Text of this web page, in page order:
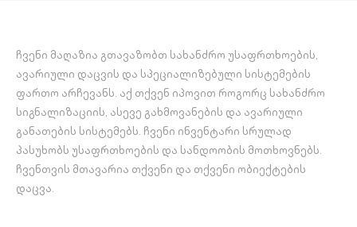
ჩვენი მაღაზია გთავაზობთ სახანძრო უსაფრთხოების,
ავარიული დაცვის და სპეციალიზებული სისტემების
ფართო არჩევანს. აქ თქვენ იპოვით როგორც სახანძრო
სიგნალიზაციის, ასევე გახმოვანების და ავარიული
განათების სისტემებს. ჩვენი ინვენტარი სრულად
პასუხობს უსაფრთხოების და სანდოობის მოთხოვნებს.
ჩვენთვის მთავარია თქვენი და თქვენი ობიექტების
დაცვა.